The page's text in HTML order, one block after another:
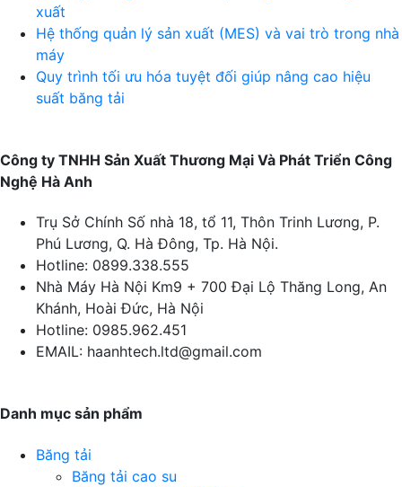
xuất
Hệ thống quản lý sản xuất (MES) và vai trò trong nhà
máy
Quy trình tối ưu hóa tuyệt đối giúp nâng cao hiệu
suất băng tải
Công ty TNHH Sản Xuất Thương Mại Và Phát Triển Công
Nghệ Hà Anh
Trụ Sở Chính Số nhà 18, tổ 11, Thôn Trinh Lương, P.
Phú Lương, Q. Hà Đông, Tp. Hà Nội.
Hotline: 0899.338.555
Nhà Máy Hà Nội Km9 + 700 Đại Lộ Thăng Long, An
Khánh, Hoài Đức, Hà Nội
Hotline: 0985.962.451
EMAIL: haanhtech.ltd@gmail.com
Danh mục sản phẩm
Băng tải
Băng tải cao su